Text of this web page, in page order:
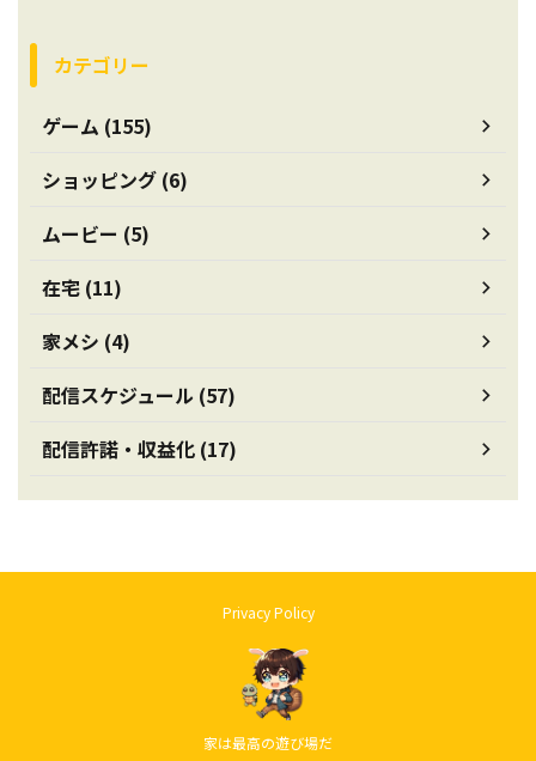
カテゴリー
ゲーム (155)
ショッピング (6)
ムービー (5)
在宅 (11)
家メシ (4)
配信スケジュール (57)
配信許諾・収益化 (17)
Privacy Policy
家は最高の遊び場だ